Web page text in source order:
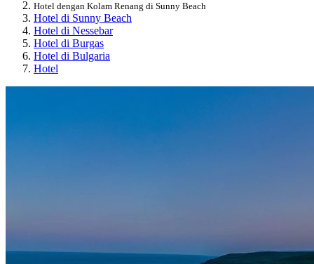
Hotel dengan Kolam Renang di Sunny Beach
Hotel di Sunny Beach
Hotel di Nessebar
Hotel di Burgas
Hotel di Bulgaria
Hotel